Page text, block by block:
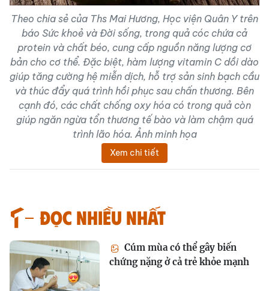
Theo chia sẻ của Ths Mai Hương, Học viện Quân Y trên
báo Sức khoẻ và Đời sống, trong quả cóc chứa cả
protein và chất béo, cung cấp nguồn năng lượng cơ
bản cho cơ thể. Đặc biệt, hàm lượng vitamin C dồi dào
giúp tăng cường hệ miễn dịch, hỗ trợ sản sinh bạch cầu
và thúc đẩy quá trình hồi phục sau chấn thương. Bên
cạnh đó, các chất chống oxy hóa có trong quả còn
giúp ngăn ngừa tổn thương tế bào và làm chậm quá
trình lão hóa. Ảnh minh họa
Xem chi tiết
Đọc nhiều nhất
Cúm mùa có thể gây biến
chứng nặng ở cả trẻ khỏe mạnh